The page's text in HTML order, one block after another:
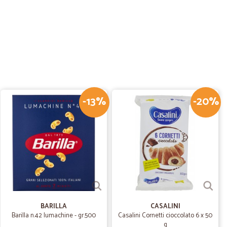
e comunicazione impeccabile
25/07/2020
02/05/2020
di alcuni prodotti
-13%
BARILLA
Barilla n.42 lumachine - gr.500
-20%
CASALINI
Casalini Cornetti cioccolato 6 x 50
g